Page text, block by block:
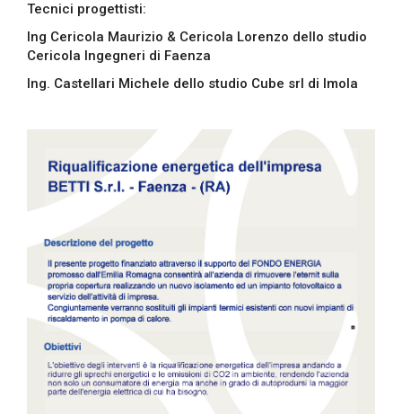
Tecnici progettisti:
Ing Cericola Maurizio & Cericola Lorenzo dello studio
Cericola Ingegneri di Faenza
Ing. Castellari Michele dello studio Cube srl di Imola